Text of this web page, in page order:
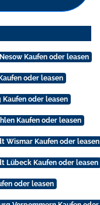
Kaufen oder leasen
oder leasen
Kaufen oder leasen
Kaufen oder leasen
Wismar Kaufen oder leasen
Lübeck Kaufen oder leasen
oder leasen